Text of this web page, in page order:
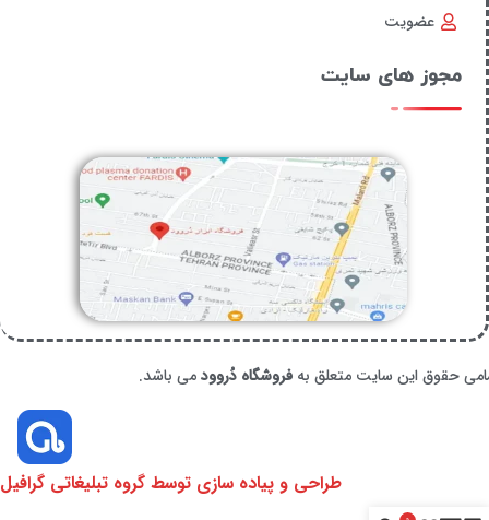
عضویت
مجوز های سایت
حقوق این سایت متعلق به فروشگاه دُروودمی باشد.
طراحی و پیاده سازی توسط گروه تبلیغاتی گرافیل